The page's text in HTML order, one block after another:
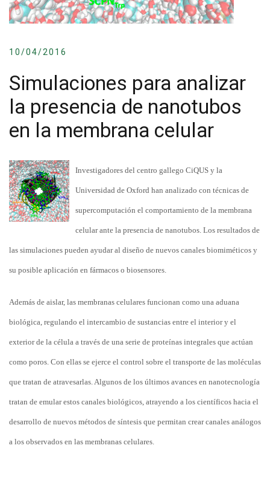
10/04/2016
Simulaciones para analizar
la presencia de nanotubos
en la membrana celular
Investigadores del centro gallego CiQUS y la
Universidad de Oxford han analizado con técnicas de
supercomputación el comportamiento de la membrana
celular ante la presencia de nanotubos. Los resultados de
las simulaciones pueden ayudar al diseño de nuevos canales biomiméticos y
su posible aplicación en fármacos o biosensores.
Además de aislar, las membranas celulares funcionan como una aduana
biológica, regulando el intercambio de sustancias entre el interior y el
exterior de la célula a través de una serie de proteínas integrales que actúan
como poros. Con ellas se ejerce el control sobre el transporte de las moléculas
que tratan de atravesarlas. Algunos de los últimos avances en nanotecnología
tratan de emular estos canales biológicos, atrayendo a los científicos hacia el
desarrollo de nuevos métodos de síntesis que permitan crear canales análogos
a los observados en las membranas celulares.